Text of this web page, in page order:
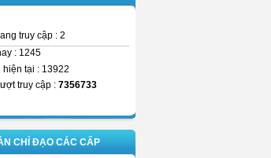
truy cập : 2
: 1245
hiện tại : 13922
truy cập : 7356733
CHỈ ĐẠO CÁC CẤP